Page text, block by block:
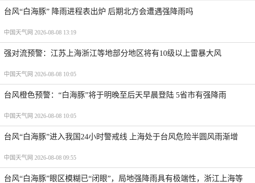
台风“白海豚” 降雨进程表出炉 后期北方会遭遇强降雨吗
中国天气网 2026-08-08 13:19
强对流预警：江苏上海浙江等地部分地区将有10级以上雷暴大风
中国天气网 2026-08-08 10:05
台风橙色预警：“白海豚”将于明晚至后天早晨登陆 5省市有强降雨
中国天气网 2026-08-08 10:05
台风“白海豚”进入我国24小时警戒线 上海处于台风危险半圆风雨渐增
中国天气网 2026-08-08 09:55
台风“白海豚”眼区模糊已“闭眼”，局地强降雨具有极端性，浙江上海等